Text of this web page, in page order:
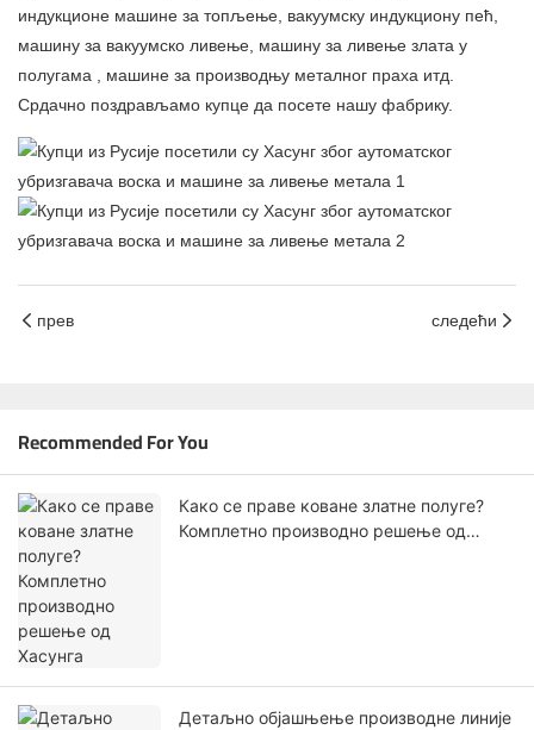
индукционе машине за топљење, вакуумску индукциону пећ,
машину за вакуумско ливење, машину за ливење злата у
полугама , машине за производњу металног праха итд.
Срдачно поздрављамо купце да посете нашу фабрику.
прев следећи
Recommended For You
Како се праве коване златне полуге?
Комплетно производно решење од
Детаљно објашњење производне линије